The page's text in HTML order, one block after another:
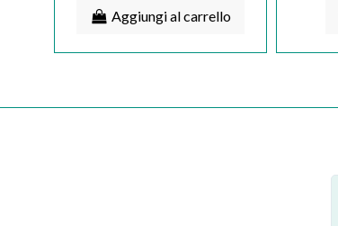
Aggiungi al carrello